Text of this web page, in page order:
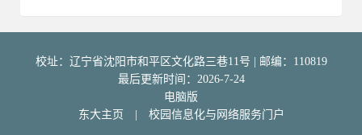
校址：辽宁省沈阳市和平区文化路三巷11号 | 邮编：110819
最后更新时间： 2026-7-24
电脑版
东大主页
| 校园信息化与网络服务门户